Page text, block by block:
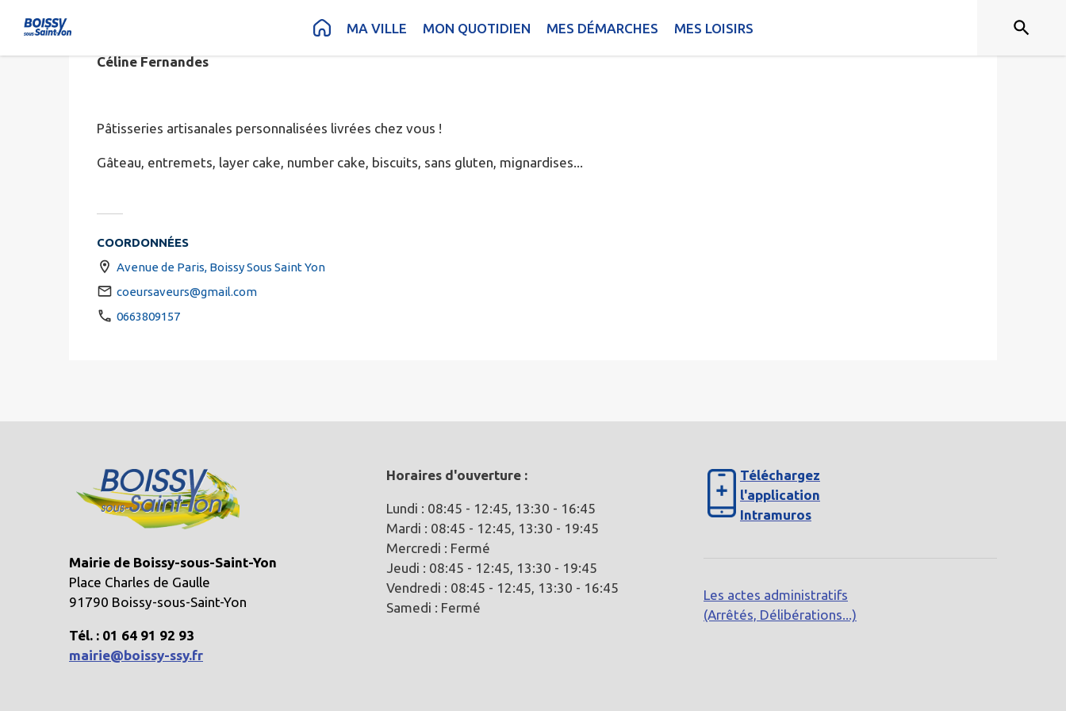
Contenu MA VILLE MON QUOTIDIEN MES DÉMARCHES MES LOISIRS
COEUR & SAVEURS
Céline Fernandes
Pâtisseries artisanales personnalisées livrées chez vous !
Gâteau, entremets, layer cake, number cake, biscuits, sans gluten, mignardises...
COORDONNÉES
Avenue de Paris, Boissy Sous Saint Yon
coeursaveurs@gmail.com
0663809157
Mairie de Boissy-sous-Saint-Yon
Place Charles de Gaulle
91790 Boissy-sous-Saint-Yon
Tél. : 01 64 91 92 93
mairie@boissy-ssy.fr
Horaires d'ouverture :
Lundi : 08:45 - 12:45, 13:30 - 16:45
Mardi : 08:45 - 12:45, 13:30 - 19:45
Mercredi : Fermé
Jeudi : 08:45 - 12:45, 13:30 - 19:45
Vendredi : 08:45 - 12:45, 13:30 - 16:45
Samedi : Fermé
Téléchargez
l'application
Intramuros
Les actes administratifs
(Arrêtés, Délibérations...)